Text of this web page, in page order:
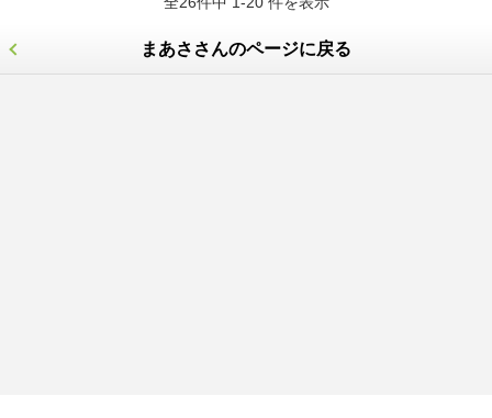
まあささんのページに戻る